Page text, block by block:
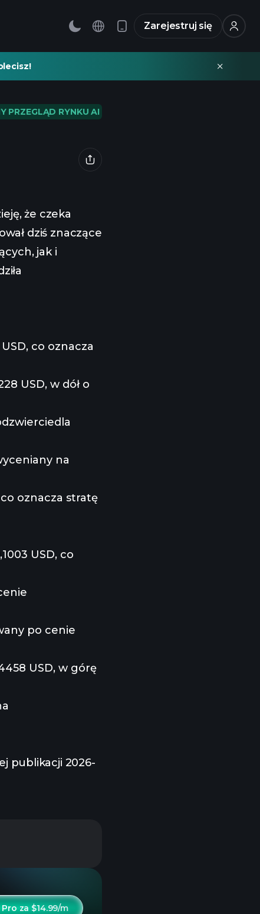
Zarejestruj się
PRZEGLĄD RYNKU AI
że czeka
dziś znaczące
jak i
co oznacza
USD, w dół o
na
oznacza stratę
USD, co
po cenie
USD, w górę
publikacji 2026-
za $14.99/m